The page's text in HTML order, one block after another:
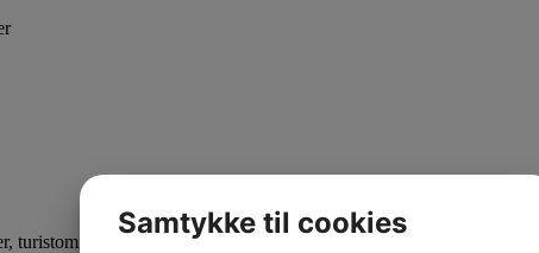
turistområder, bygrænser og naturområder, hvor de hjælper med at
Samtykke til cookies